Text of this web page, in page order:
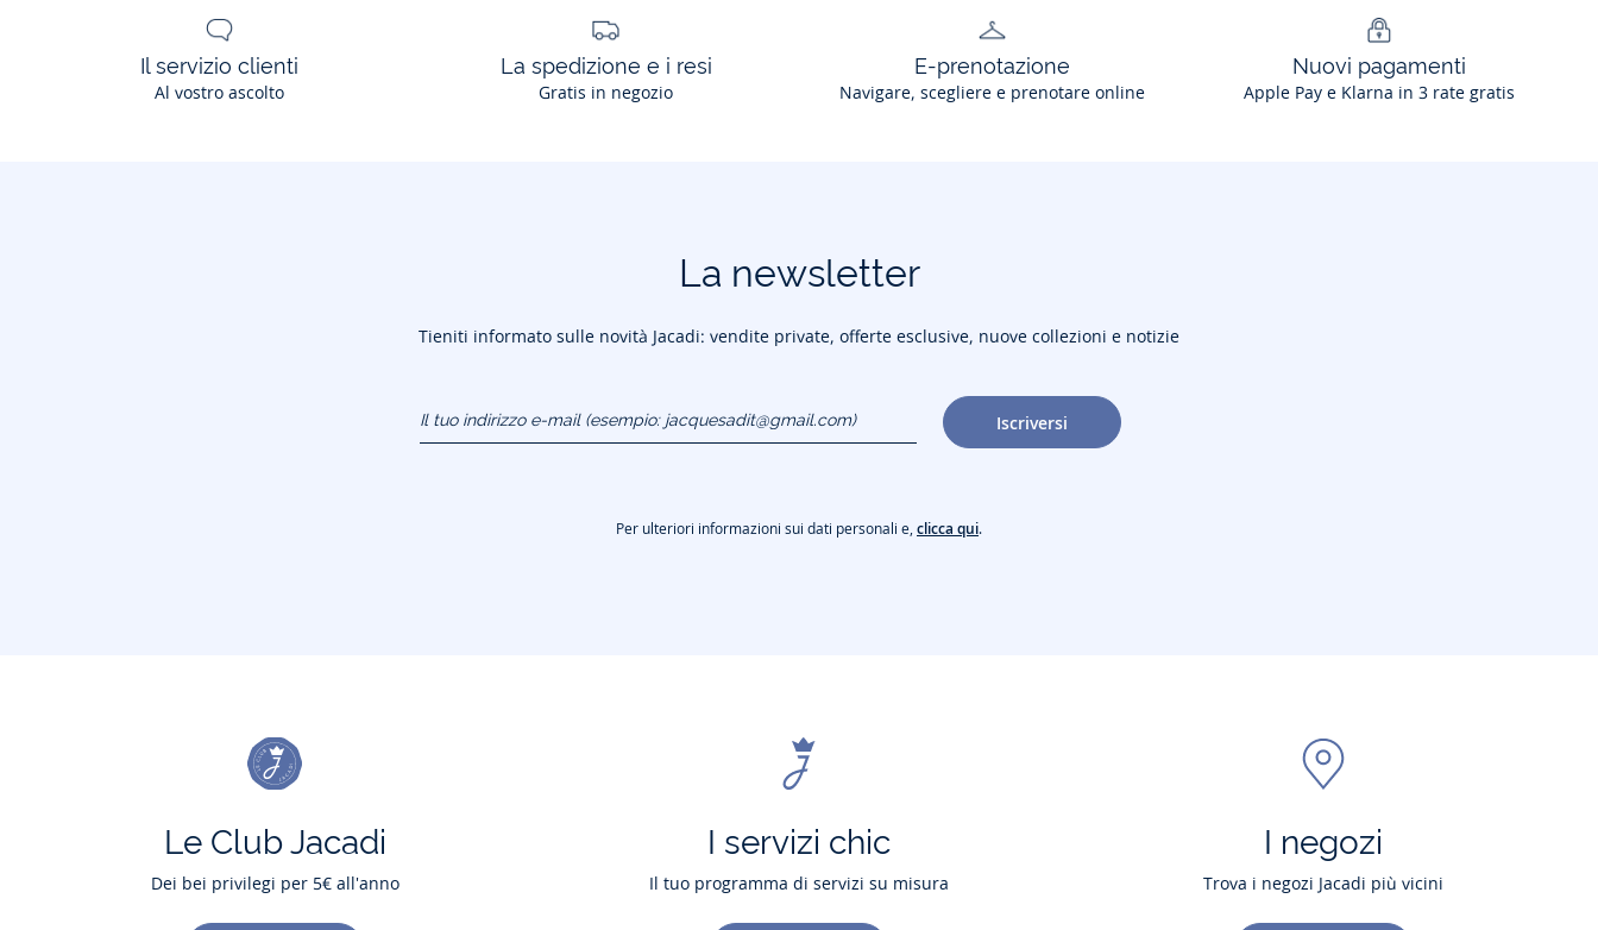
Il servizio clienti
Al vostro ascolto
La spedizione e i resi
Gratis in negozio
E-prenotazione
Navigare, scegliere e prenotare online
Nuovi pagamenti
Apple Pay e Klarna in 3 rate gratis
La newsletter
Tieniti informato sulle novità Jacadi: vendite private, offerte esclusive, nuove collezioni e notizie
(esempio:
jacquesadit@gmail.com)
Iscriversi
Per ulteriori informazioni sui dati personali e,clicca qui.
Le Club Jacadi
Dei bei privilegi per 5€ all'anno
I servizi chic
Il tuo programma di servizi su misura
I negozi
Trova i negozi Jacadi più vicini